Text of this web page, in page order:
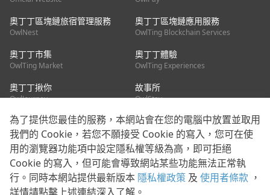
奧丁丁區塊鏈旅宿管理服務
OwlNest
奧丁丁區塊鏈應用服務
OwlTing Blockchain Services
奧丁丁市集
OwlTing Market
奧丁丁體驗
OwlTing Experiences
奧丁丁揪你
OwlJourney
故事所
OwlStay
聯絡我們
客服信箱：mediapartner@owlting.com
服務信箱 / 廣告洽詢：info_owlnews@owlting.com
媒體合作 / 新聞稿提供：mediapartner@owlting.com
為了提供您最佳的服務，本網站會在您的電腦中放置並取用
我們的 Cookie，若您不願接受 Cookie 的寫入，您可在使
用的瀏覽器功能項中設定隱私權等級為高，即可拒絕
Cookie 的寫入，但可能會導致網站某些功能無法正常執
行。同時本網站提供最新版本 隱私權政策 及 使用者條款 ，
詳情請點擊上述連結深入了解。